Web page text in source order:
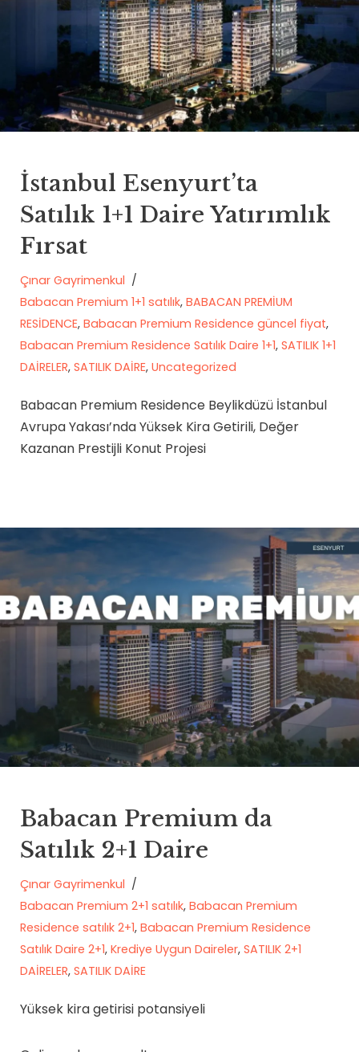
İstanbul Esenyurt’ta
Satılık 1+1 Daire Yatırımlık
Fırsat
Çınar Gayrimenkul
Babacan Premium 1+1 satılık, BABACAN PREMİUM
RESİDENCE, Babacan Premium Residence güncel fiyat,
Babacan Premium Residence Satılık Daire 1+1, SATILIK 1+1
DAİRELER, SATILIK DAİRE, Uncategorized
Babacan Premium Residence Beylikdüzü İstanbul
Avrupa Yakası’nda Yüksek Kira Getirili, Değer
Kazanan Prestijli Konut Projesi
Babacan Premium da
Satılık 2+1 Daire
Çınar Gayrimenkul
Babacan Premium 2+1 satılık, Babacan Premium
Residence satılık 2+1, Babacan Premium Residence
Satılık Daire 2+1, Krediye Uygun Daireler, SATILIK 2+1
DAİRELER, SATILIK DAİRE
Yüksek kira getirisi potansiyeli